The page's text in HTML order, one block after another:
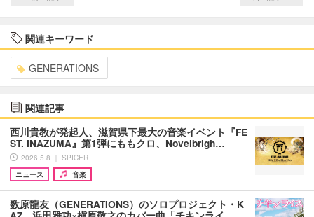
関連キーワード
GENERATIONS
関連記事
西川貴教が発起人、滋賀県下最大の音楽イベント『FE
ST. INAZUMA』第1弾にももクロ、Novelbrigh…
2026.5.8 ｜ SPICER
ニュース
音楽
数原龍友（GENERATIONS）のソロプロジェクト・K